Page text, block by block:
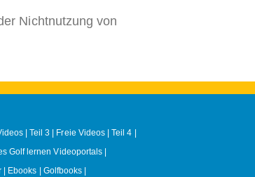
Nichtnutzung von
| Teil 3
Freie Videos | Teil 4
Golf lernen Videoportals
| Ebooks | Golfbooks